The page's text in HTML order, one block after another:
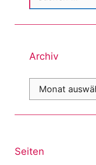
nach:
Archiv
Archiv
Seiten